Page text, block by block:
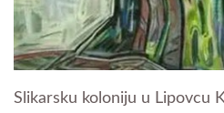
Slikarsku koloniju u Lipovcu